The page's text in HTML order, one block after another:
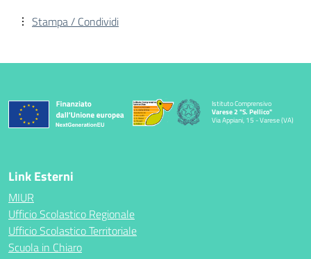
Stampa / Condividi
Istituto Comprensivo
Varese 2 "S. Pellico"
Via Appiani, 15 - Varese (VA)
Link Esterni
MIUR
Ufficio Scolastico Regionale
Ufficio Scolastico Territoriale
Scuola in Chiaro